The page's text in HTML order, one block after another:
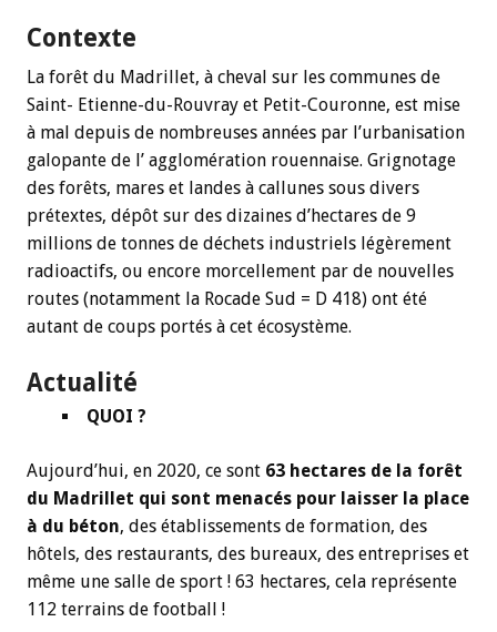
Contexte
La forêt du Madrillet, à cheval sur les communes de
Saint- Etienne-du-Rouvray et Petit-Couronne, est mise
à mal depuis de nombreuses années par l’urbanisation
galopante de l’ agglomération rouennaise. Grignotage
des forêts, mares et landes à callunes sous divers
prétextes, dépôt sur des dizaines d’hectares de 9
millions de tonnes de déchets industriels légèrement
radioactifs, ou encore morcellement par de nouvelles
routes (notamment la Rocade Sud = D 418) ont été
autant de coups portés à cet écosystème.
Actualité
QUOI ?
Aujourd’hui, en 2020, ce sont 63 hectares de la forêt
du Madrillet qui sont menacés pour laisser la place
à du béton, des établissements de formation, des
hôtels, des restaurants, des bureaux, des entreprises et
même une salle de sport ! 63 hectares, cela représente
112 terrains de football !